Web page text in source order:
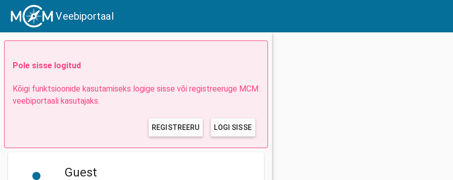
Veebiportaal
Pole sisse logitud
Kõigi funktsioonide kasutamiseks logige sisse või registreeruge MCM
veebiportaali kasutajaks.
REGISTREERU LOGI SISSE
Guest